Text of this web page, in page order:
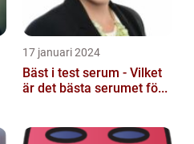
17 januari 2024
Bäst i test serum - Vilket
är det bästa serumet fö...